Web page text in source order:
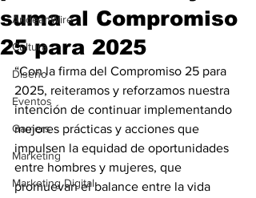
AndeanWire
Cultura
Diseño
Eventos
Gamers
Marketing
Marketing Digital
suma al Compromiso
25 para 2025
“Con la firma del Compromiso 25 para
2025, reiteramos y reforzamos nuestra
intención de continuar implementando
mejores prácticas y acciones que
impulsen la equidad de oportunidades
entre hombres y mujeres, que
promuevan el balance entre la vida